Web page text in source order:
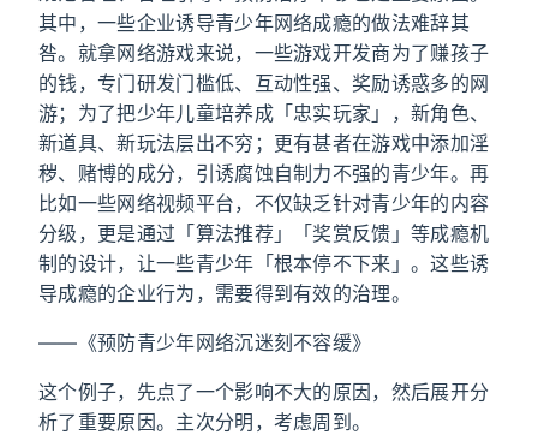
其中，一些企业诱导青少年网络成瘾的做法难辞其
咎。就拿网络游戏来说，一些游戏开发商为了赚孩子
的钱，专门研发门槛低、互动性强、奖励诱惑多的网
游；为了把少年儿童培养成「忠实玩家」，新角色、
新道具、新玩法层出不穷；更有甚者在游戏中添加淫
秽、赌博的成分，引诱腐蚀自制力不强的青少年。再
比如一些网络视频平台，不仅缺乏针对青少年的内容
分级，更是通过「算法推荐」「奖赏反馈」等成瘾机
制的设计，让一些青少年「根本停不下来」。这些诱
导成瘾的企业行为，需要得到有效的治理。
——《预防青少年网络沉迷刻不容缓》
这个例子，先点了一个影响不大的原因，然后展开分
析了重要原因。主次分明，考虑周到。